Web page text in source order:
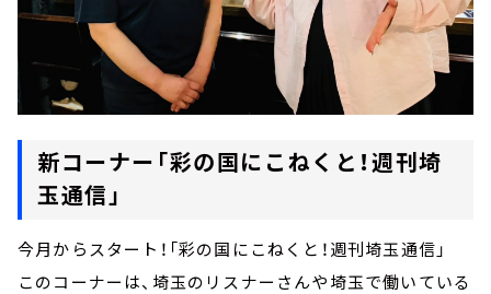
新コーナー「彩の国にこねくと！週刊埼
玉通信」
今月からスタート！「彩の国にこねくと！週刊埼玉通信」
このコーナーは、埼玉のリスナーさんや埼玉で働いている